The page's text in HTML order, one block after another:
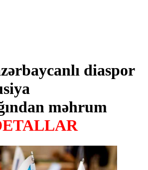
diaspor
məhrum